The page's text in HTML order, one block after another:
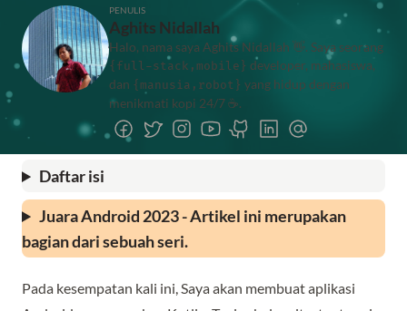
PENULIS
Aghits Nidallah
Halo, nama saya Aghits Nidallah 👋. Saya seorang
{full-stack,mobile} developer, mahasiswa,
dan {manusia,robot} yang hidup dengan
menikmati kopi 24/7 ☕️.
Daftar isi
Juara Android 2023 - Artikel ini merupakan
bagian dari sebuah seri.
Pada kesempatan kali ini, Saya akan membuat aplikasi